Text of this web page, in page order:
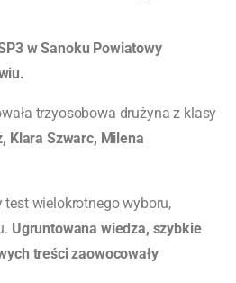
w Sanoku Powiatowy
trzyosobowa drużyna z klasy
Klara Szwarc, Milena
test wielokrotnego wyboru,
Ugruntowana wiedza, szybkie
treści zaowocowały